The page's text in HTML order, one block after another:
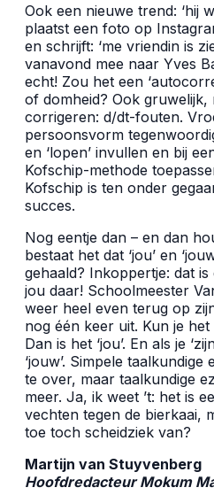
Ook een nieuwe trend: ‘hij
plaatst een foto op
en schrijft: ‘me vriendin is
vanavond mee naar Yves
echt! Zou het een
of domheid? Ook gruwelijk,
corrigeren: d/dt-fouten.
persoonsvorm
en ‘lopen’ invullen en bij
Kofschip-methode
Kofschip is ten onder
succes.
Nog eentje dan – en dan
bestaat het dat ‘jou’ en
gehaald? Inkoppertje: dat
jou daar! Schoolmeester
weer heel even terug op
nog één keer uit. Kun je het
Dan is het ‘jou’. En als je
‘jouw’. Simpele
te over, maar taalkundige
meer. Ja, ik weet ’t: het is
vechten tegen de bierkaai,
toe toch scheidziek van?
Martijn van Stuyvenberg
Hoofdredacteur Mokum